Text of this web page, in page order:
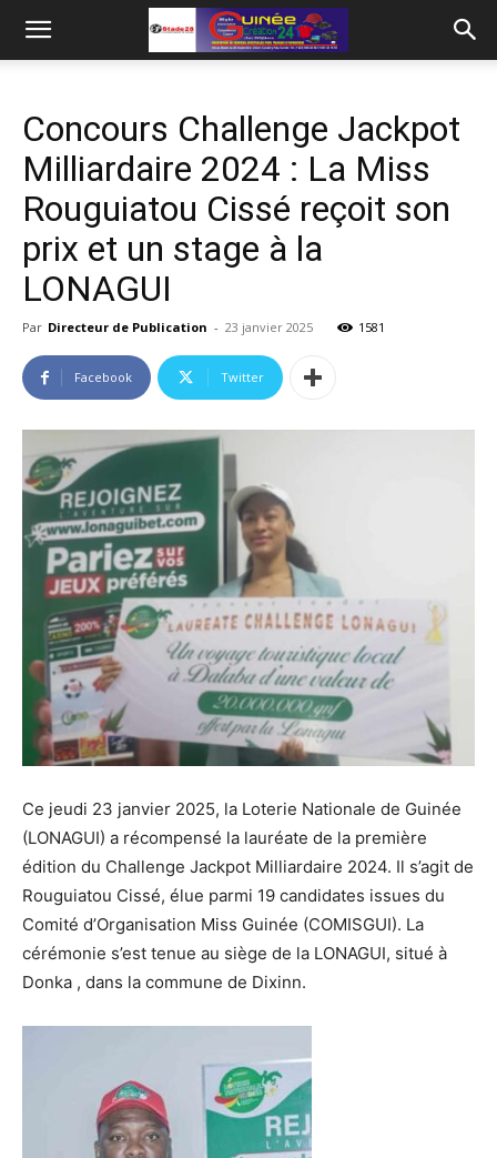
Concours Challenge Jackpot
Milliardaire 2024 : La Miss
Rouguiatou Cissé reçoit son
prix et un stage à la
LONAGUI
Par Directeur de Publication - 23 janvier 2025 1581
Facebook Twitter
Ce jeudi 23 janvier 2025, la Loterie Nationale de Guinée
(LONAGUI) a récompensé la lauréate de la première
édition du Challenge Jackpot Milliardaire 2024. Il s’agit de
Rouguiatou Cissé, élue parmi 19 candidates issues du
Comité d’Organisation Miss Guinée (COMISGUI). La
cérémonie s’est tenue au siège de la LONAGUI, situé à
Donka , dans la commune de Dixinn.